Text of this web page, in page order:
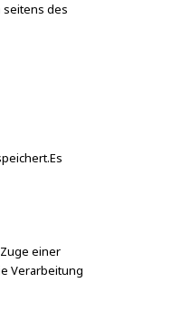
seitens des
einer
Verarbeitung